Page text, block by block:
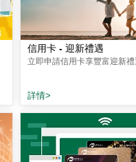
信用卡 - 迎新禮遇
立即申請信用卡享豐富迎新禮
詳情>